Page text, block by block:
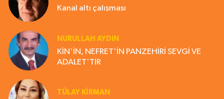
Kanal altı çalışması
NURULLAH AYDIN
KİN'İN, NEFRET'İN PANZEHİRİ SEVGİ VE
ADALET'TİR
TÜLAY KİRMAN